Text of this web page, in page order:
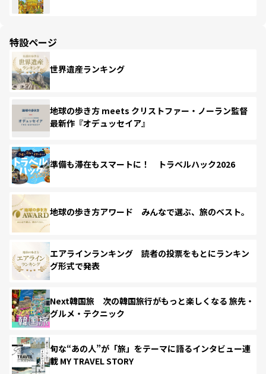
特設ページ
世界遺産ランキング
地球の歩き方 meets クリストファー・ノーラン監督
最新作『オデュッセイア』
準備も滞在もスマートに！ トラベルハック2026
地球の歩き方アワード みんなで選ぶ、旅のベスト。
エアラインランキング 読者の投票をもとにランキン
グ形式で発表
Next韓国旅 次の韓国旅行がもっと楽しくなる 旅先・
グルメ・テクニック
旬な“あの人”が「旅」をテーマに語るインタビュー連
載 MY TRAVEL STORY